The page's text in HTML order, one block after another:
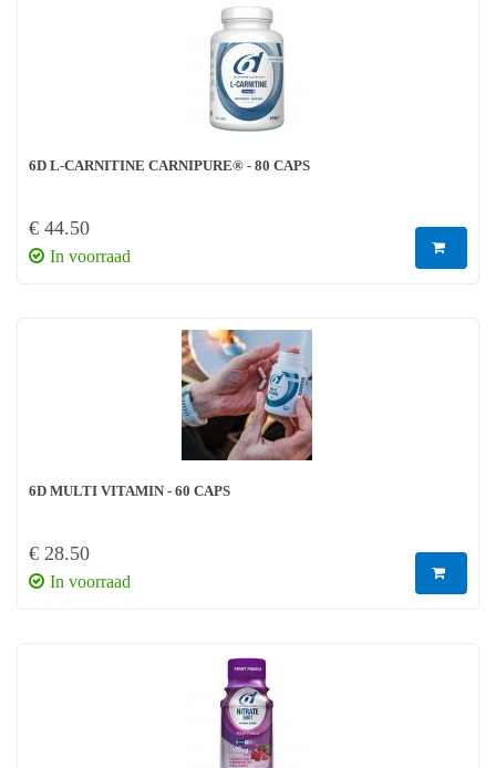
6D L-CARNITINE CARNIPURE® - 80 CAPS
€ 44.50
In voorraad
6D MULTI VITAMIN - 60 CAPS
€ 28.50
In voorraad